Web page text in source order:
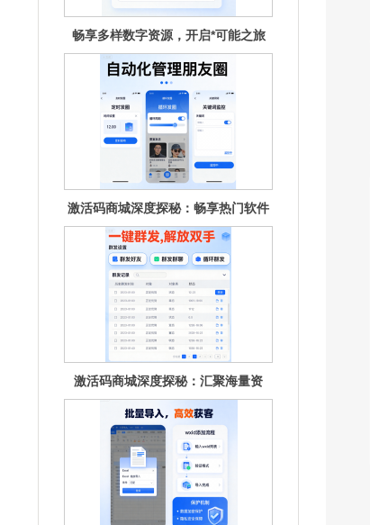
激活码商城深度探秘：畅享热门软件
的秘钥宝
激活码商城深度探秘：汇聚海量资
源，畅享无
别再苦寻激活码！激活码商城一站式
满足你的